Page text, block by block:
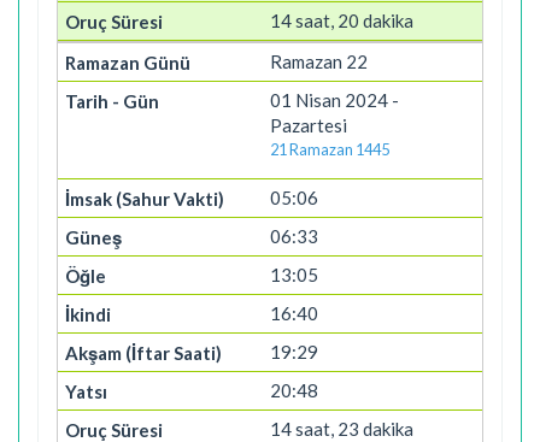
14 saat, 20 dakika
Ramazan 22
01 Nisan 2024 -
Pazartesi
21 Ramazan 1445
05:06
06:33
13:05
16:40
19:29
20:48
14 saat, 23 dakika